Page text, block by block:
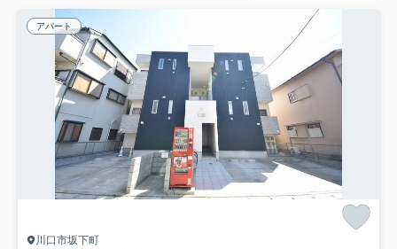
アパート
川口市坂下町